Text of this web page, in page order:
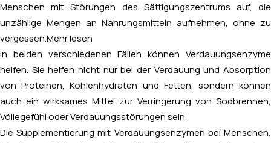
Menschen mit Störungen des Sättigungszentrums auf, die
unzählige Mengen an Nahrungsmitteln aufnehmen, ohne zu
vergessen. Mehr lesen
In beiden verschiedenen Fällen können Verdauungsenzyme
helfen. Sie helfen nicht nur bei der Verdauung und Absorption
von Proteinen, Kohlenhydraten und Fetten, sondern können
auch ein wirksames Mittel zur Verringerung von Sodbrennen,
Völlegefühl oder Verdauungsstörungen sein.
Die Supplementierung mit Verdauungsenzymen bei Menschen,